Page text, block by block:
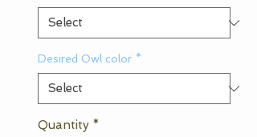
Desired Owl color *
Quantity *